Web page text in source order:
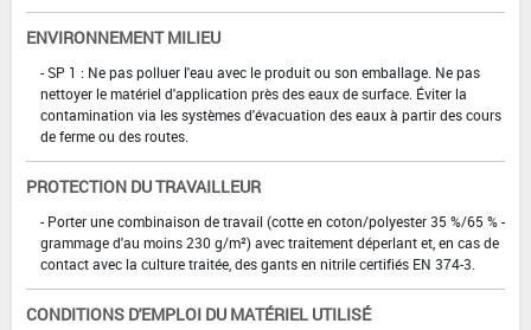
ENVIRONNEMENT MILIEU
- SP 1 : Ne pas polluer l'eau avec le produit ou son emballage. Ne pas
nettoyer le matériel d'application près des eaux de surface. Éviter la
contamination via les systèmes d'évacuation des eaux à partir des cours
de ferme ou des routes.
PROTECTION DU TRAVAILLEUR
- Porter une combinaison de travail (cotte en coton/polyester 35 %/65 % -
grammage d'au moins 230 g/m²) avec traitement déperlant et, en cas de
contact avec la culture traitée, des gants en nitrile certifiés EN 374-3.
CONDITIONS D'EMPLOI DU MATÉRIEL UTILISÉ